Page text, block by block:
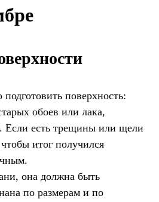
поверхность:
обоев или лака,
Если есть трещины или щели
итог получился
она должна быть
по размерам и по